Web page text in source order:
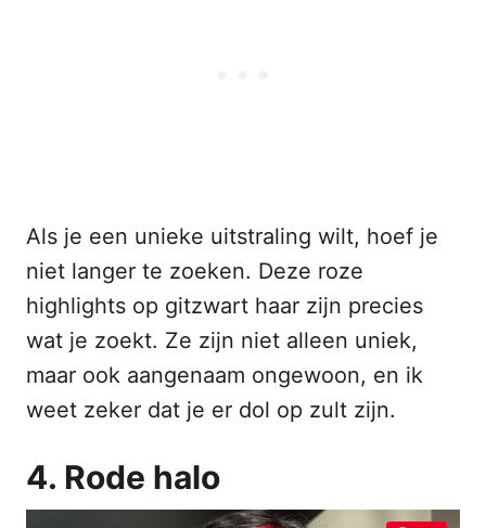
Als je een unieke uitstraling wilt, hoef je
niet langer te zoeken. Deze roze
highlights op gitzwart haar zijn precies
wat je zoekt. Ze zijn niet alleen uniek,
maar ook aangenaam ongewoon, en ik
weet zeker dat je er dol op zult zijn.
4. Rode halo